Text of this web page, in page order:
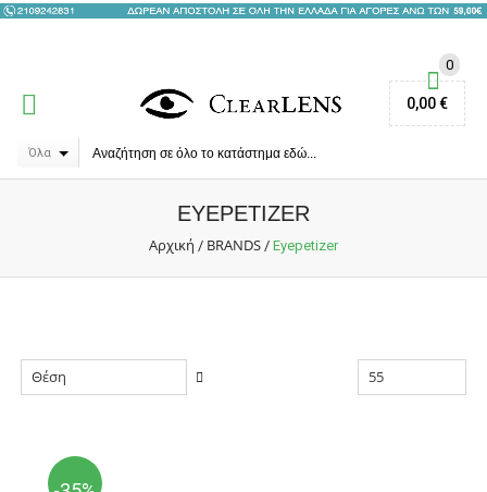
Όλα
0
0,00 €
EYEPETIZER
Αρχική / BRANDS / Eyepetizer